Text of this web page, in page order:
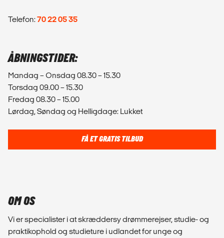
Telefon:70 22 05 35
ÅBNINGSTIDER:
Mandag – Onsdag 08.30 – 15.30
Torsdag 09.00 – 15.30
Fredag 08.30 – 15.00
Lørdag, Søndag og Helligdage: Lukket
FÅ ET GRATIS TILBUD
OM OS
Vi er specialister i at skræddersy drømmerejser, studie- og
praktikophold og studieture i udlandet for unge og